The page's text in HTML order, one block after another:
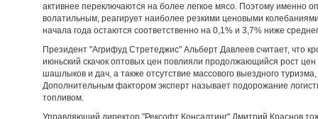
активнее переключаются на более легкое мясо. Поэтому именно
волатильным, реагирует наиболее резкими ценовыми
начала года остаются соответственно на 0,1% и 3,7% ниже
Президент "Агрифуд Стретеджис" Альберт Давлеев считает, что
июньский скачок оптовых цен повлияли продолжающийся рост
шашлыков и дач, а также отсутствие массового выездного
Дополнительным фактором эксперт называет подорожание
топливом.
Управляющий директор "Рексофт Консалтинг" Дмитрий Краснов